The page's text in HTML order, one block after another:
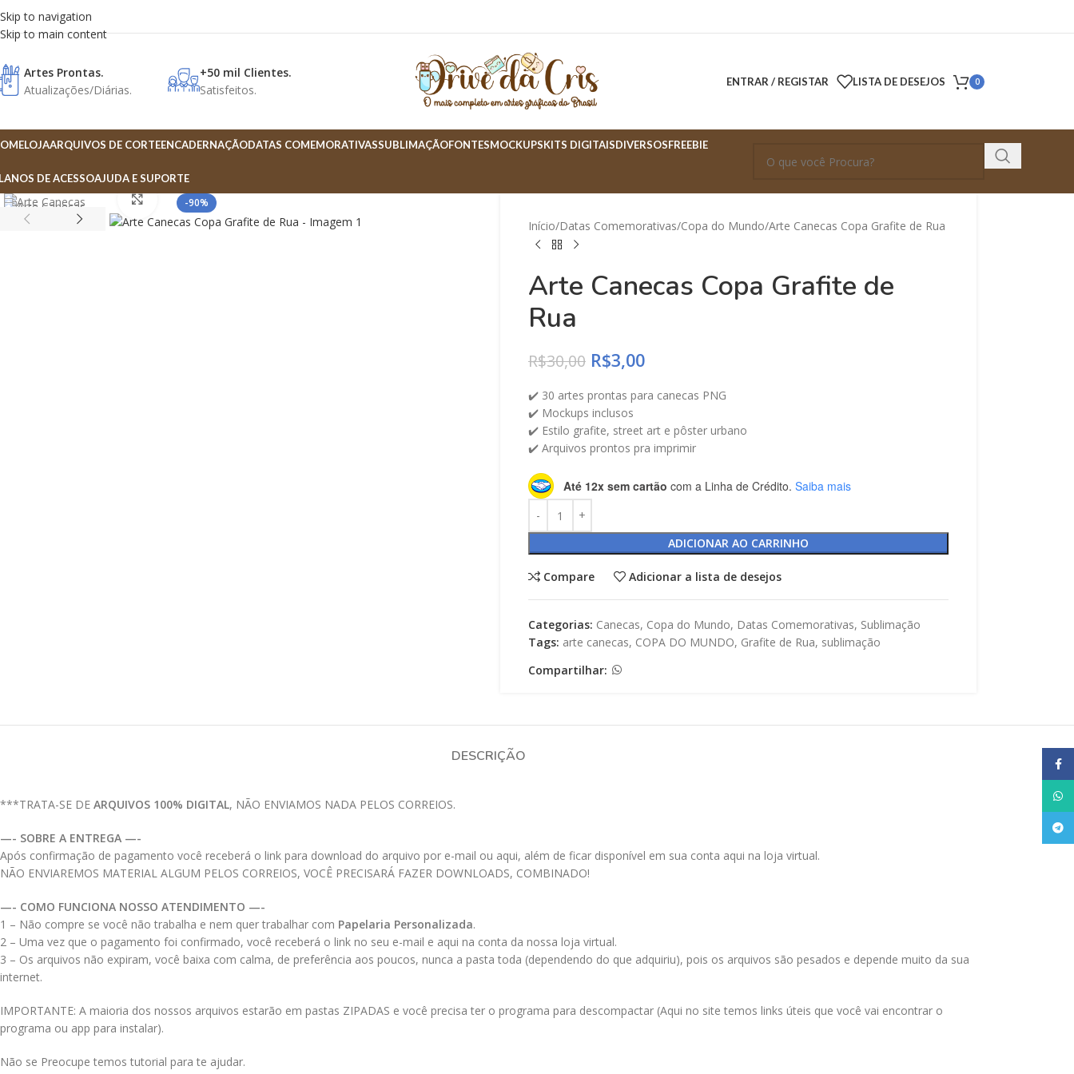
Skip to navigation
Skip to main content
Artes Prontas.
Atualizações/Diárias.
+50 mil Clientes.
Satisfeitos.
ENTRAR / REGISTAR LISTA DE DESEJOS 0
LOJAARQUIVOS DE CORTEENCADERNAÇÃODATAS COMEMORATIVASSUBLIMAÇÃOFONTESMOCKUPSKITS DIGITAISDIVERSOSFREEBIE
DE ACESSOAJUDA E SUPORTE
-90%
Click to enlarge
Início Datas Comemorativas Copa do Mundo Arte Canecas Copa Grafite de Rua
Arte Canecas Copa Grafite de
Rua
R$30,00 R$3,00
✔️ 30 artes prontas para canecas PNG
✔️ Mockups inclusos
✔️ Estilo grafite, street art e pôster urbano
✔️ Arquivos prontos pra imprimir
Até 12x sem cartão com a Linha de Crédito. Saiba mais
ADICIONAR AO CARRINHO
Compare Adicionar a lista de desejos
Categorias: Canecas, Copa do Mundo, Datas Comemorativas, Sublimação
Tags: arte canecas, COPA DO MUNDO, Grafite de Rua, sublimação
Compartilhar:
DESCRIÇÃO
***TRATA-SE DE ARQUIVOS 100% DIGITAL, NÃO ENVIAMOS NADA PELOS CORREIOS.
—- SOBRE A ENTREGA —-
Após confirmação de pagamento você receberá o link para download do arquivo por e-mail ou aqui, além de ficar disponível em sua conta aqui na loja virtual.
NÃO ENVIAREMOS MATERIAL ALGUM PELOS CORREIOS, VOCÊ PRECISARÁ FAZER DOWNLOADS, COMBINADO!
—- COMO FUNCIONA NOSSO ATENDIMENTO —-
1 – Não compre se você não trabalha e nem quer trabalhar com Papelaria Personalizada.
2 – Uma vez que o pagamento foi confirmado, você receberá o link no seu e-mail e aqui na conta da nossa loja virtual.
3 – Os arquivos não expiram, você baixa com calma, de preferência aos poucos, nunca a pasta toda (dependendo do que adquiriu), pois os arquivos são pesados e depende muito da sua
internet.
IMPORTANTE: A maioria dos nossos arquivos estarão em pastas ZIPADAS e você precisa ter o programa para descompactar (Aqui no site temos links úteis que você vai encontrar o
programa ou app para instalar).
Não se Preocupe temos tutorial para te ajudar.